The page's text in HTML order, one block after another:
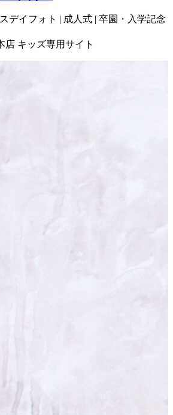
デイフォト | 成人式 | 卒園・入学記念
店 キッズ専用サイト